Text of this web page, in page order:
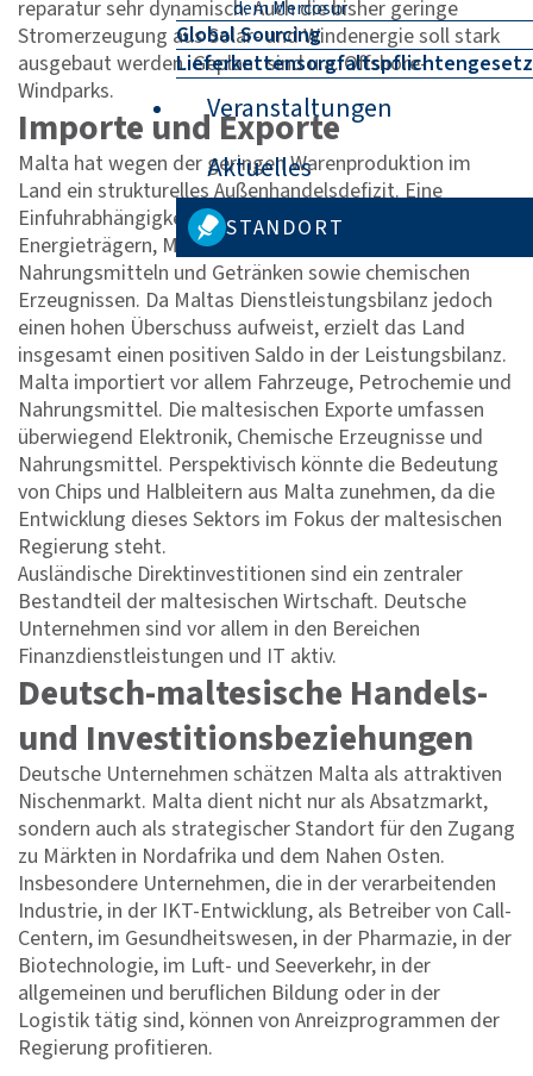
dem Mercosur
Global Sourcing
Lieferkettensorgfaltspflichtengesetz
Veranstaltungen
Aktuelles
STANDORT
reparatur sehr dynamisch. Auch die bisher geringe
Stromerzeugung aus Solar- und Windenergie soll stark
ausgebaut werden. Geplant sind u.a. Offshore-
Windparks.
Importe und Exporte
Malta hat wegen der geringen Warenproduktion im
Land ein strukturelles Außenhandelsdefizit. Eine
Einfuhrabhängigkeit besteht insbesondere bei
Energieträgern, Maschinen, Fahrzeugen,
Nahrungsmitteln und Getränken sowie chemischen
Erzeugnissen. Da Maltas Dienstleistungsbilanz jedoch
einen hohen Überschuss aufweist, erzielt das Land
insgesamt einen positiven Saldo in der Leistungsbilanz.
Malta importiert vor allem Fahrzeuge, Petrochemie und
Nahrungsmittel. Die maltesischen Exporte umfassen
überwiegend Elektronik, Chemische Erzeugnisse und
Nahrungsmittel. Perspektivisch könnte die Bedeutung
von Chips und Halbleitern aus Malta zunehmen, da die
Entwicklung dieses Sektors im Fokus der maltesischen
Regierung steht.
Ausländische Direktinvestitionen sind ein zentraler
Bestandteil der maltesischen Wirtschaft. Deutsche
Unternehmen sind vor allem in den Bereichen
Finanzdienstleistungen und IT aktiv.
Deutsch-maltesische Handels-
und Investitionsbeziehungen
Deutsche Unternehmen schätzen Malta als attraktiven
Nischenmarkt. Malta dient nicht nur als Absatzmarkt,
sondern auch als strategischer Standort für den Zugang
zu Märkten in Nordafrika und dem Nahen Osten.
Insbesondere Unternehmen, die in der verarbeitenden
Industrie, in der IKT-Entwicklung, als Betreiber von Call-
Centern, im Gesundheitswesen, in der Pharmazie, in der
Biotechnologie, im Luft- und Seeverkehr, in der
allgemeinen und beruflichen Bildung oder in der
Logistik tätig sind, können von Anreizprogrammen der
Regierung profitieren.